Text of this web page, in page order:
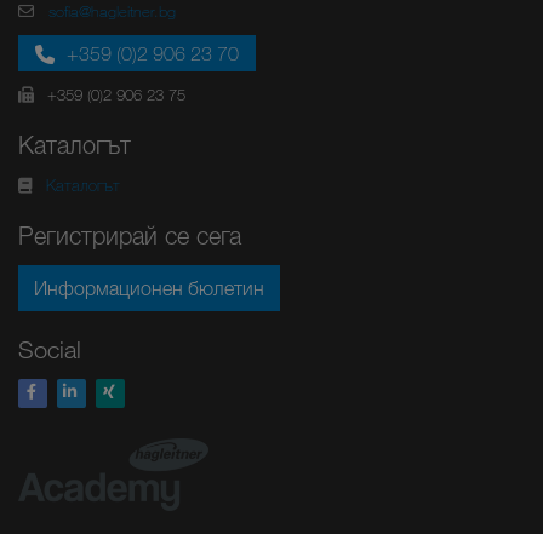
sofia@hagleitner.bg
+359 (0)2 906 23 70
+359 (0)2 906 23 75
Каталогът
Каталогът
Регистрирай се сега
Информационен бюлетин
Social